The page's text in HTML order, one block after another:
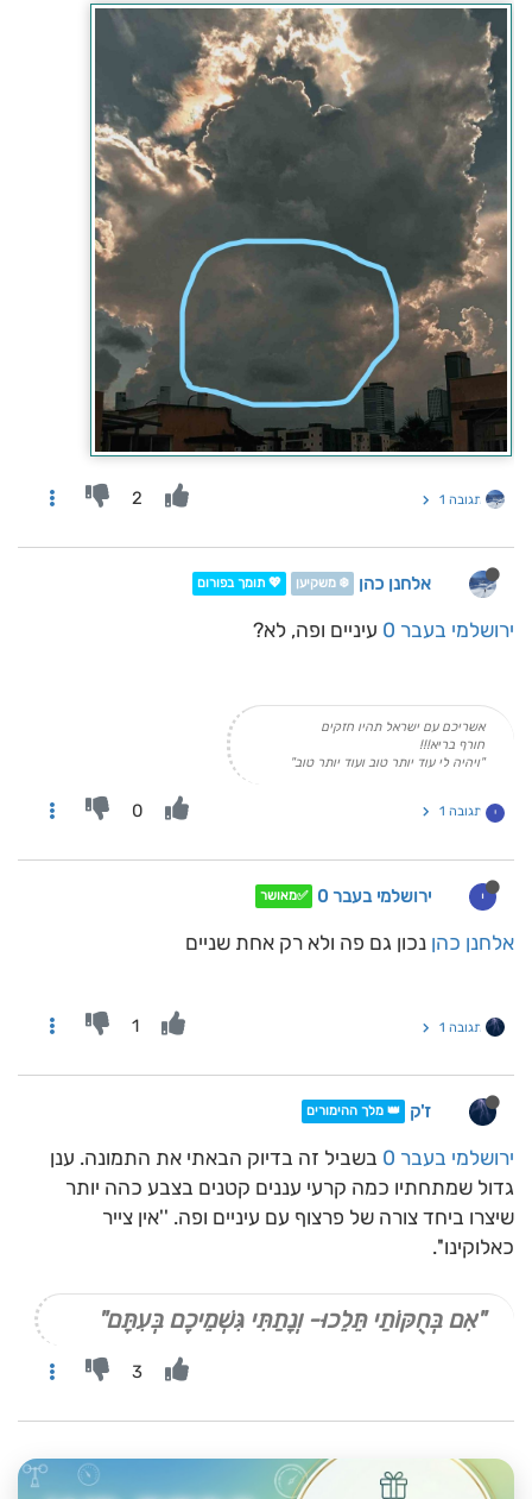
תגובה 1 2
אלחנן כהן ❄️ משקיען 💖 תומך בפורום
ירושלמי בעבר 0 עיניים ופה, לא?
אשריכם עם ישראל תהיו חזקים
חורף בריא!!!
"ויהיה לי עוד יותר טוב ועוד יותר טוב"
י תגובה 1 0
י ירושלמי בעבר 0 ✅מאושר
אלחנן כהן נכון גם פה ולא רק אחת שניים
תגובה 1 1
ז'ק 👑 מלך ההימורים
ירושלמי בעבר 0
בשביל זה בדיוק הבאתי את התמונה. ענן
גדול שמתחתיו כמה קרעי עננים קטנים בצבע כהה יותר
שיצרו ביחד צורה של פרצוף עם עיניים ופה. ''אין צייר
כאלוקינו''.
"אִם בְּחֻקּוֹתַי תֵּלֵכוּ- וְנָתַתִּי גִּשְׁמֵיכֶם בְּעִתָּם"
3